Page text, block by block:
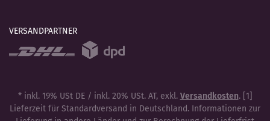
VERSANDPARTNER
* inkl. 19% USt DE / inkl. 20% USt. AT, exkl. Versandkosten. [1]
Lieferzeit für Standardversand in Deutschland. Informationen zur